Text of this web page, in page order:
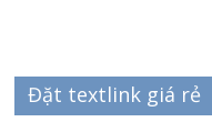
Đặt textlink giá rẻ